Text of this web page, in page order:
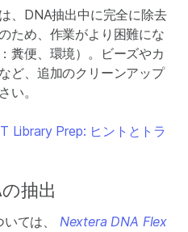
、DNA抽出中に完全に除去
ため、作業がより困難にな
糞便、環境）。ビーズやカ
ど、追加のクリーンアップ
い。
Library Prep: ヒントとトラ
抽出
ては、
Nextera DNA Flex